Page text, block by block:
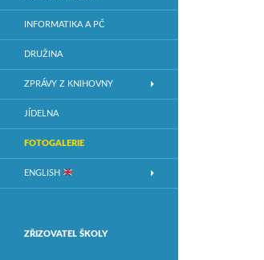
INFORMATIKA A PČ
DRUŽINA
ZPRÁVY Z KNIHOVNY
JÍDELNA
FOTOGALERIE
ENGLISH
ZŘIZOVATEL ŠKOLY